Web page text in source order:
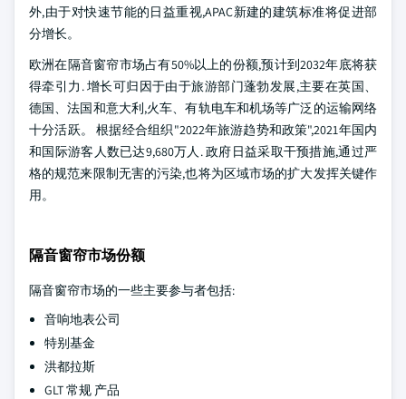
外,由于对快速节能的日益重视,APAC新建的建筑标准将促进部
分增长。
欧洲在隔音窗帘市场占有50%以上的份额,预计到2032年底将获
得牵引力. 增长可归因于由于旅游部门蓬勃发展,主要在英国、
德国、法国和意大利,火车、有轨电车和机场等广泛的运输网络
十分活跃。 根据经合组织"2022年旅游趋势和政策",2021年国内
和国际游客人数已达9,680万人. 政府日益采取干预措施,通过严
格的规范来限制无害的污染,也将为区域市场的扩大发挥关键作
用。
隔音窗帘市场份额
隔音窗帘市场的一些主要参与者包括:
音响地表公司
特别基金
洪都拉斯
GLT 常规 产品